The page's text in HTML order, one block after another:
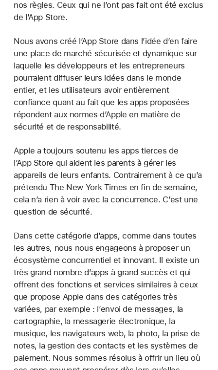
nos règles. Ceux qui ne l’ont pas fait ont été exclus
de l’App Store.
Nous avons créé l’App Store dans l’idée d’en faire
une place de marché sécurisée et dynamique sur
laquelle les développeurs et les entrepreneurs
pourraient diffuser leurs idées dans le monde
entier, et les utilisateurs avoir entièrement
confiance quant au fait que les apps proposées
répondent aux normes d’Apple en matière de
sécurité et de responsabilité.
Apple a toujours soutenu les apps tierces de
l’App Store qui aident les parents à gérer les
appareils de leurs enfants. Contrairement à ce qu’a
prétendu The New York Times en fin de semaine,
cela n’a rien à voir avec la concurrence. C’est une
question de sécurité.
Dans cette catégorie d’apps, comme dans toutes
les autres, nous nous engageons à proposer un
écosystème concurrentiel et innovant. Il existe un
très grand nombre d’apps à grand succès et qui
offrent des fonctions et services similaires à ceux
que propose Apple dans des catégories très
variées, par exemple : l’envoi de messages, la
cartographie, la messagerie électronique, la
musique, les navigateurs web, la photo, la prise de
notes, la gestion des contacts et les systèmes de
paiement. Nous sommes résolus à offrir un lieu où